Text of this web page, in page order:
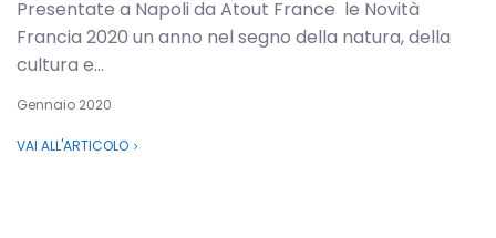
Presentate a Napoli da Atout France le Novità
Francia 2020 un anno nel segno della natura, della
cultura e...
Gennaio 2020
VAI ALL'ARTICOLO